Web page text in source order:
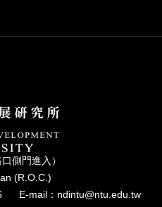
側⾨進入）
(R.O.C.)
E-mail：ndintu@ntu.edu.tw